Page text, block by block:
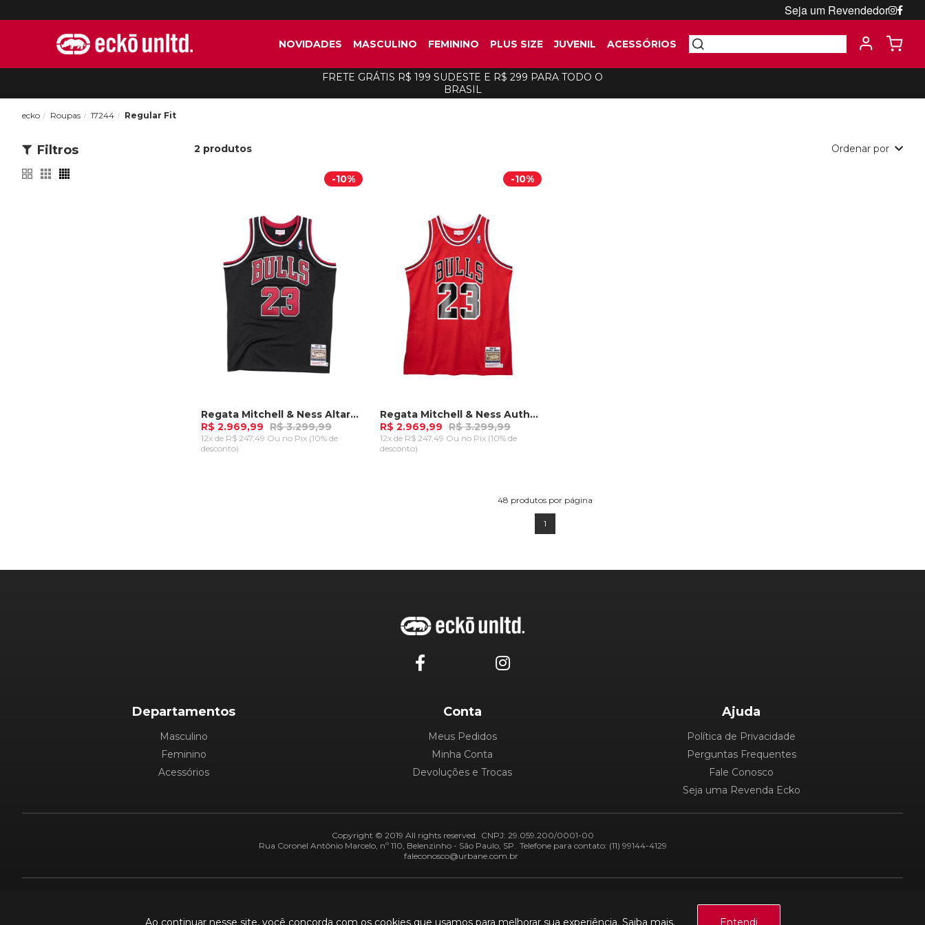
Seja um Revendedor
NOVIDADES MASCULINO FEMININO PLUS SIZE JUVENIL ACESSÓRIOS
FRETE GRÁTIS R$ 199 SUDESTE E R$ 299 PARA TODO O
BRASIL
Ao continuar nesse site, você concorda com os cookies que usamos para melhorar sua experiência. Saiba mais. Entendi
ecko Roupas 17244 Regular Fit
Filtros 2 produtos Ordenar por
-10%
Regata Mitchell & Ness Altarnate Authentic Jersey Chicago Bulls 1997-98 Michael Jordan Preta
R$ 2.969,99 R$ 3.299,99
12x de R$ 247,49 Ou no Pix (10% de
desconto)
-10%
Regata Mitchell & Ness Authentic Jersey Chicago Bulls 1986-1987 Michael Jordan Vermelha
R$ 2.969,99 R$ 3.299,99
12x de R$ 247,49 Ou no Pix (10% de
desconto)
48 produtos por página
1
Departamentos
Masculino
Feminino
Acessórios
Conta
Meus Pedidos
Minha Conta
Devoluções e Trocas
Ajuda
Política de Privacidade
Perguntas Frequentes
Fale Conosco
Seja uma Revenda Ecko
Copyright © 2019 All rights reserved. CNPJ: 29.059.200/0001-00
Rua Coronel Antônio Marcelo, nº 110, Belenzinho - São Paulo, SP. Telefone para contato: (11) 99144-4129
faleconosco@urbane.com.br